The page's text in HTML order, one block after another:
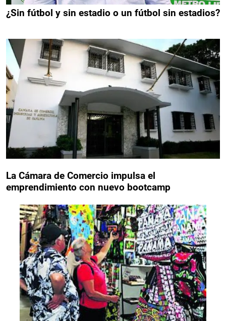
¿Sin fútbol y sin estadio o un fútbol sin estadios?
La Cámara de Comercio impulsa el
emprendimiento con nuevo bootcamp